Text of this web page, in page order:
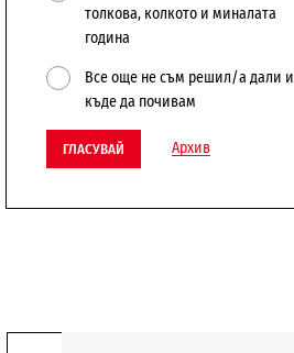
толкова, колкото и миналата
година
Все още не съм решил/а дали и
къде да почивам
ГЛАСУВАЙ Архив